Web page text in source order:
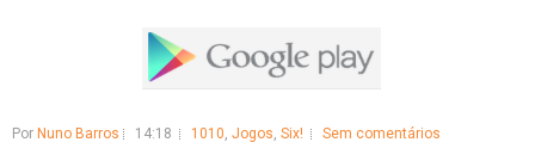
Por Nuno Barros 14:18 1010, Jogos, Six! Sem comentários